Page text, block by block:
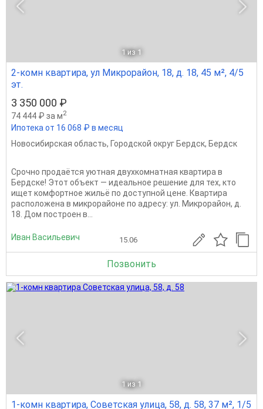
1 из 1
2-комн квартира, ул Микрорайон, 18, д. 18, 45 м², 4/5
эт.
3 350 000 ₽
74 444 ₽ за м2
Ипотека от 16 068 ₽ в месяц
Новосибирская область, Городской округ Бердск, Бердск
Срочно продаётся уютная двухкомнатная квартира в
Бердске! Этот объект — идеальное решение для тех, кто
ищет комфортное жильё по доступной цене. Квартира
расположена в микрорайоне по адресу: ул. Микрорайон, д.
18. Дом построен в...
Иван Васильевич 15.06
Позвонить
1 из 1
1-комн квартира, Советская улица, 58, д. 58, 37 м², 1/5